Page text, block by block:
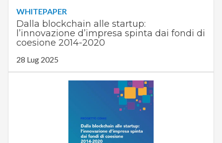
WHITEPAPER
Dalla blockchain alle startup:
l’innovazione d’impresa spinta dai fondi di
coesione 2014-2020
28 Lug 2025